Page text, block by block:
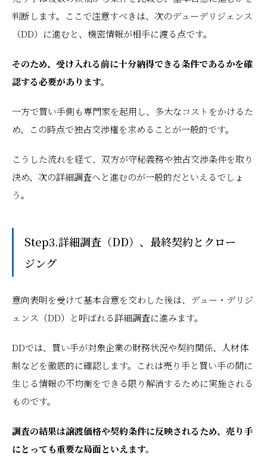
判断します。ここで注意すべきは、次のデューデリジェンス
（DD）に進むと、機密情報が相手に渡る点です。
そのため、受け入れる前に十分納得できる条件であるかを確
認する必要があります。
一方で買い手側も専門家を起用し、多大なコストをかけるた
め、この時点で独占交渉権を求めることが一般的です。
こうした流れを経て、双方が守秘義務や独占交渉条件を取り
決め、次の詳細調査へと進むのが一般的だといえるでしょ
う。
Step3.詳細調査（DD）、最終契約とクロー
ジング
意向表明を受けて基本合意を交わした後は、デュー・デリジ
ェンス（DD）と呼ばれる詳細調査に進みます。
DDでは、買い手が対象企業の財務状況や契約関係、人材体
制などを徹底的に確認します。これは売り手と買い手の間に
生じる情報の不均衡をできる限り解消するために実施される
ものです。
調査の結果は譲渡価格や契約条件に反映されるため、売り手
にとっても重要な局面といえます。